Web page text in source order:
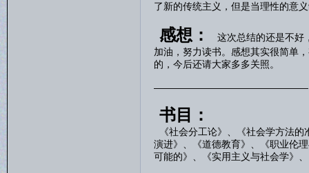
了新的传统主义，但是当理性的意
感想：
这次总结的还是不好
加油，努力读书。感想其实很简单
的，今后还请大家多多关照。
————————————————
书目：
《社会分工论》、《社会学方法的
演进》、《道德教育》、《职业伦
可能的》、《实用主义与社会学》